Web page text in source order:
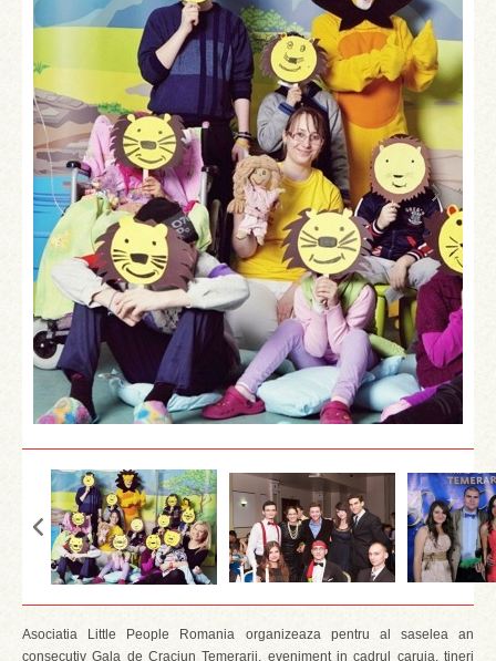
Asociatia Little People Romania organizeaza pentru al saselea an
consecutiv Gala de Craciun Temerarii, eveniment in cadrul caruia, tineri